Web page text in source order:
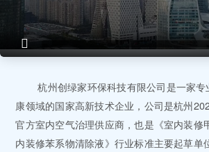
杭州创绿家环保科技有限公司是一家
康领域的国家高新技术企业，公司是杭州
官方室内空气治理供应商，也是《室内装修
内装修苯系物清除液》行业标准主要起草单